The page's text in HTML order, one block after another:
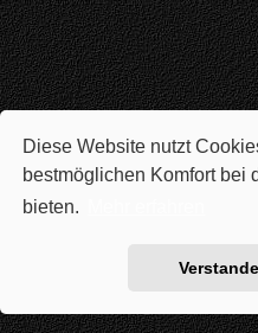
Diese Website nutzt
bestmöglichen Komfort bei
bieten.